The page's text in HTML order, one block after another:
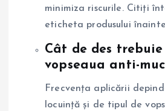
minimiza riscurile. Citiți
eticheta produsului
Cât de des
vopseaua anti-
Frecvența aplicării
locuință și de tipul de